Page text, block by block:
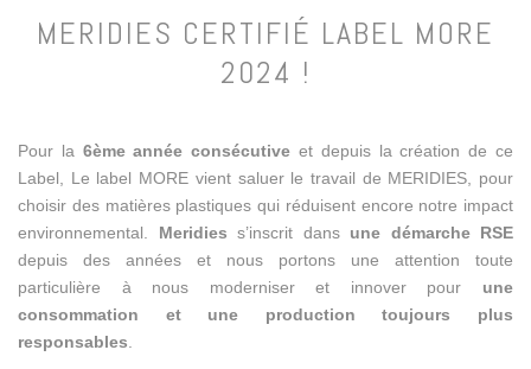
MERIDIES CERTIFIÉ LABEL MORE
2024 !
Pour la 6ème année consécutive et depuis la création de ce
Label, Le label MORE vient saluer le travail de MERIDIES, pour
choisir des matières plastiques qui réduisent encore notre impact
environnemental. Meridies s’inscrit dans une démarche RSE
depuis des années et nous portons une attention toute
particulière à nous moderniser et innover pour une
consommation et une production toujours plus
responsables